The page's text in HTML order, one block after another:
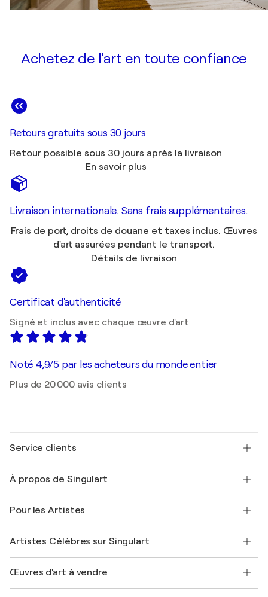
Achetez de l'art en toute confiance
Retours gratuits sous 30 jours
Retour possible sous 30 jours après la livraison
En savoir plus
Livraison internationale. Sans frais supplémentaires.
Frais de port, droits de douane et taxes inclus. Œuvres
d'art assurées pendant le transport.
Détails de livraison
Certificat d'authenticité
Signé et inclus avec chaque œuvre d'art
Noté 4,9/5 par les acheteurs du monde entier
Plus de 20 000 avis clients
Service clients
Expédition
Offrir une carte cadeau
Rejoignez notre programme commercial
Mon compte
+33 1 76 44 06 42
À propos de Singulart
FAQ
Magazine Singulart
Emplois
Découvrez une sélection d'art original
Pour les Artistes
Se connecter en tant qu'Artiste
Artistes Célèbres sur Singulart
Marc Chagall
Œuvres d'art à vendre